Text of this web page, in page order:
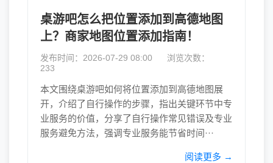
桌游吧怎么把位置添加到高德地图
上？商家地图位置添加指南！
发布时间：2026-07-29 08:00
浏览次数：
233
本文围绕桌游吧如何将位置添加到高德地图展
开，介绍了自行操作的步骤，指出关键环节中专
业服务的价值，分享了自行操作常见错误及专业
服务避免方法，强调专业服务能节省时间···
阅读更多 →